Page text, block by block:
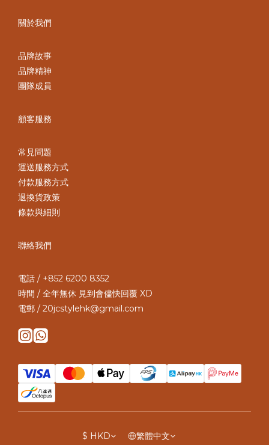
關於我們
品牌故事
品牌精神
團隊成員
顧客服務
常見問題
運送服務方式
付款服務方式
退換貨政策
條款與細則
聯絡我們
電話 / +852 6200 8352
時間 / 全年無休 見到會儘快回覆 XD
電郵 / 20jcstylehk@gmail.com
$ HKD 繁體中文